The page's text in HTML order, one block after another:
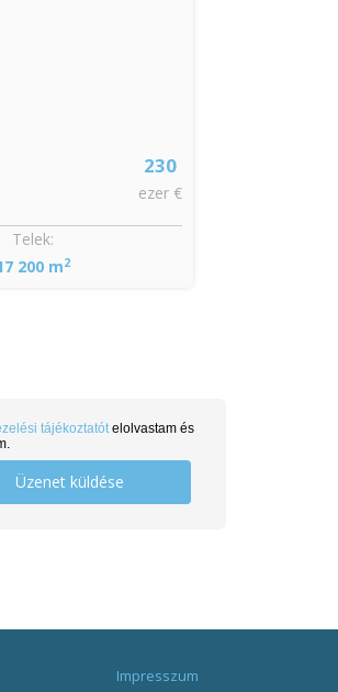
230
ezer €
Telek:
200 m2
tájékoztatótelolvastam és
Üzenet küldése
Impresszum